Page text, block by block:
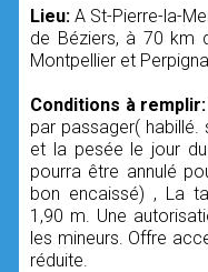
Lieu: A St-Pierre-la-
de Béziers, à 70 km
Montpellier et
Conditions à remplir:
par passager(
et la pesée le jour
pourra être annulé
bon encaissé) , La
1,90 m. Une
les mineurs. Offre
réduite.